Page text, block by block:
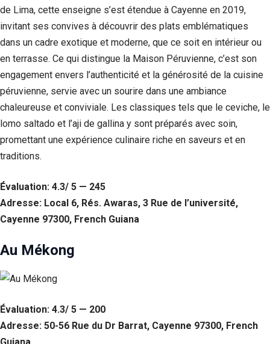
de Lima, cette enseigne s’est étendue à Cayenne en 2019,
invitant ses convives à découvrir des plats emblématiques
dans un cadre exotique et moderne, que ce soit en intérieur ou
en terrasse. Ce qui distingue la Maison Péruvienne, c’est son
engagement envers l’authenticité et la générosité de la cuisine
péruvienne, servie avec un sourire dans une ambiance
chaleureuse et conviviale. Les classiques tels que le ceviche, le
lomo saltado et l’aji de gallina y sont préparés avec soin,
promettant une expérience culinaire riche en saveurs et en
traditions.
Évaluation: 4.3/ 5 — 245
Adresse: Local 6, Rés. Awaras, 3 Rue de l’université,
Cayenne 97300, French Guiana
Au Mékong
Évaluation: 4.3/ 5 — 200
Adresse: 50-56 Rue du Dr Barrat, Cayenne 97300, French
Guiana
aussi bien que
possible lors
de votre visite.
Si vous
cookies,
certaines
fonctionnalités
disparaîtront
du site Web.
En partageant
votre
lorsque vous
visitez notre
chances de
contenu et des